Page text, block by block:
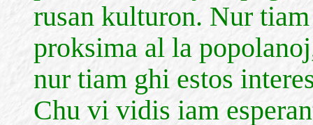
rusan kulturon. Nur
proksima al la
nur tiam ghi estos
Chu vi vidis iam